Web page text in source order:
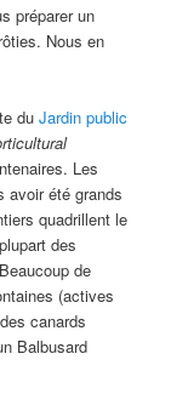
préparer un
Nous en
duJardin public
Les
avoir été grands
quadrillent le
des
de
(actives
canards
Balbusard